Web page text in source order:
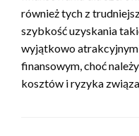
również tych z
szybkość uzyskania
wyjątkowo
finansowym, choć
kosztów i ryzyka